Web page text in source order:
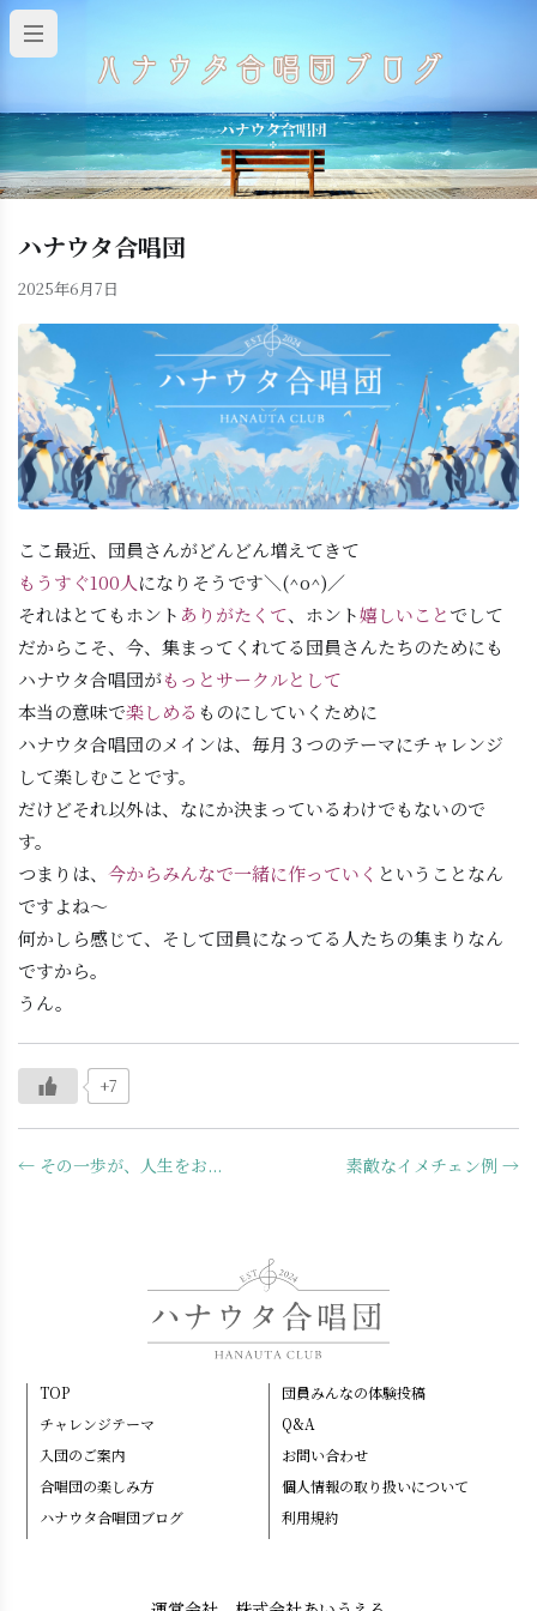
ハナウタ合唱団
2025年6月7日
ここ最近、団員さんがどんどん増えてきて
もうすぐ100人になりそうです＼(^o^)／
それはとてもホント ありがたくて、ホント嬉しいことでして
だからこそ、今、集まってくれてる団員さんたちのためにも
ハナウタ合唱団がもっとサークルとして
本当の意味で楽しめる ものにしていくために
ハナウタ合唱団のメインは、毎月３つのテーマにチャレンジ
して楽しむことです。
だけどそれ以外は、なにか決まっているわけでもないので
す。
つまりは、 今からみんなで一緒に作っていく ということなん
ですよね〜
何かしら感じて、そして団員になってる人たちの集まりなん
ですから。
うん。
+7
← その一歩が、人生をお... 素敵なイメチェン例 →
TOP
チャレンジテーマ
入団のご案内
合唱団の楽しみ方
ハナウタ合唱団ブログ
団員みんなの体験投稿
Q&A
お問い合わせ
個人情報の取り扱いについて
利用規約